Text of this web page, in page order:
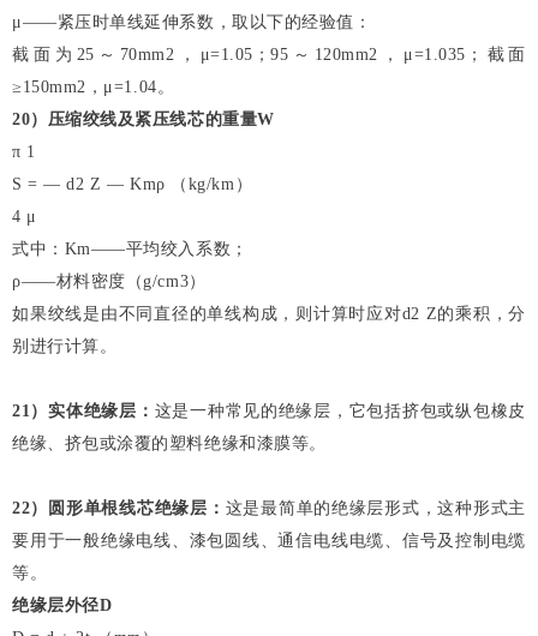
μ——紧压时单线延伸系数，取以下的经验值：
截面为25～70mm2，μ=1.05；95～120mm2，μ=1.035；截面
≥150mm2，μ=1.04。
20）压缩绞线及紧压线芯的重量W
π 1
S = — d2 Z — Kmρ （kg/km）
4 μ
式中：Km——平均绞入系数；
ρ——材料密度（g/cm3）
如果绞线是由不同直径的单线构成，则计算时应对d2 Z的乘积，分
别进行计算。
21 ）实体绝缘层： 这是一种常见的绝缘层，它包括挤包或纵包橡皮
绝缘、挤包或涂覆的塑料绝缘和漆膜等。
22）圆形单根线芯绝缘层： 这是最简单的绝缘层形式，这种形式主
要用于一般绝缘电线、漆包圆线、通信电线电缆、信号及控制电缆
等。
绝缘层外径D